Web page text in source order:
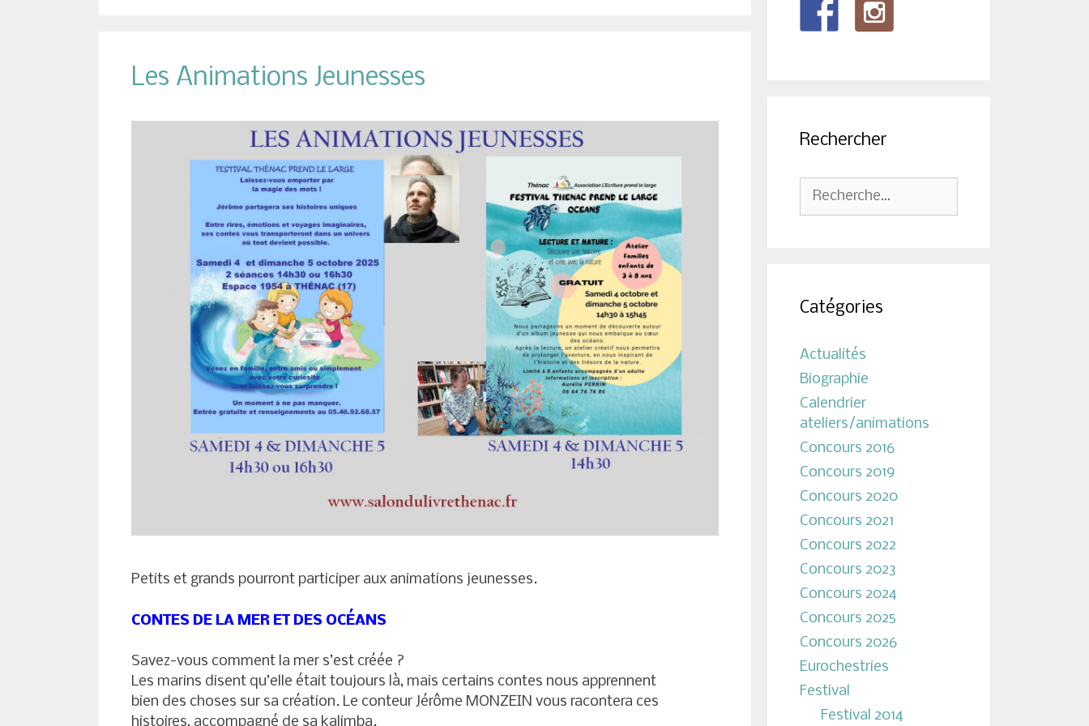
Les Animations Jeunesses
Petits et grands pourront participer aux animations jeunesses.
CONTES DE LA MER ET DES OCÉANS
Savez-vous comment la mer s’est créée ?
Les marins disent qu’elle était toujours là, mais certains contes nous apprennent
bien des choses sur sa création. Le conteur Jérôme MONZEIN vous racontera ces
histoires, accompagné de sa kalimba.
Rechercher
Rechercher :
Catégories
Actualités
Biographie
Calendrier
ateliers/animations
Concours 2016
Concours 2019
Concours 2020
Concours 2021
Concours 2022
Concours 2023
Concours 2024
Concours 2025
Concours 2026
Eurochestries
Festival
Festival 2014